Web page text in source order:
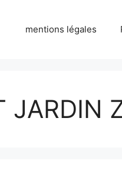
mentions légales
JARDIN